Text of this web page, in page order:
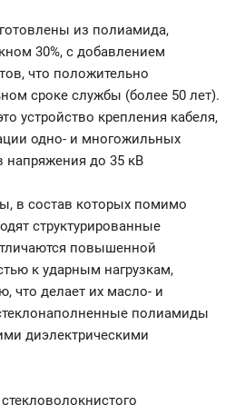
из полиамида,
30%, с добавлением
что положительно
сроке службы (более 50 лет).
устройство крепления кабеля,
одно- и многожильных
напряжения до 35 кВ
в состав которых помимо
структурированные
повышенной
к ударным нагрузкам,
что делает их масло- и
полиамиды
диэлектрическими